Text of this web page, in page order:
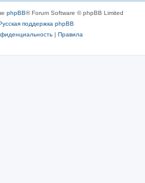
phpBB® Forum Software © phpBB Limited
поддержка phpBB
| Правила